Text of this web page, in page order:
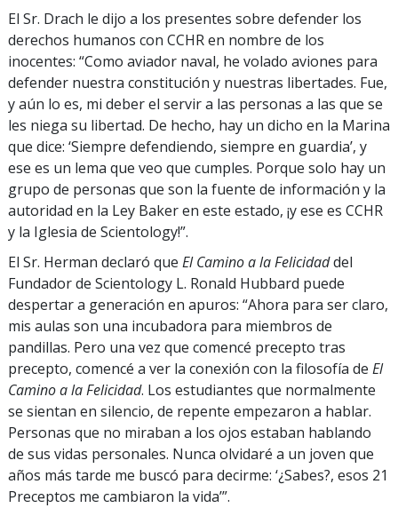
El Sr. Drach le dijo a los presentes sobre defender los
derechos humanos con CCHR en nombre de los
inocentes: “Como aviador naval, he volado aviones para
defender nuestra constitución y nuestras libertades. Fue,
y aún lo es, mi deber el servir a las personas a las que se
les niega su libertad. De hecho, hay un dicho en la Marina
que dice: ‘Siempre defendiendo, siempre en guardia’, y
ese es un lema que veo que cumples. Porque solo hay un
grupo de personas que son la fuente de información y la
autoridad en la Ley Baker en este estado, ¡y ese es CCHR
y la Iglesia de Scientology!”.
El Sr. Herman declaró que El Camino a la Felicidaddel
Fundador de Scientology L. Ronald Hubbard puede
despertar a generación en apuros: “Ahora para ser claro,
mis aulas son una incubadora para miembros de
pandillas. Pero una vez que comencé precepto tras
precepto, comencé a ver la conexión con la filosofía de El
Camino a la Felicidad. Los estudiantes que normalmente
se sientan en silencio, de repente empezaron a hablar.
Personas que no miraban a los ojos estaban hablando
de sus vidas personales. Nunca olvidaré a un joven que
años más tarde me buscó para decirme: ‘¿Sabes?, esos 21
Preceptos me cambiaron la vida’”.